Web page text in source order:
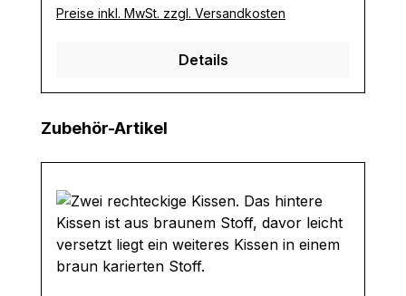
Preise inkl. MwSt. zzgl. Versandkosten
Details
Produktgalerie überspringen
Zubehör-Artikel